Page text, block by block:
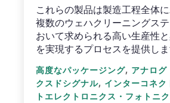
これらの製品は製造工程全体
複数のウェハクリーニングス
おいて求められる高い生産性
を実現するプロセスを提供しま
高度なパッケージング, アナログ
クスドシグナル, インターコネク
トエレクトロニクス・フォトニ